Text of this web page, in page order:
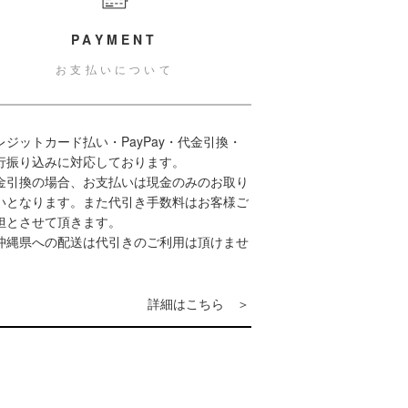
PAYMENT
お支払いについて
ジットカード払い・PayPay・代金引換・
振り込みに対応しております。
引換の場合、お支払いは現金のみのお取り
となります。また代引き手数料はお客様ご
とさせて頂きます。
縄県への配送は代引きのご利用は頂けませ
詳細はこちら